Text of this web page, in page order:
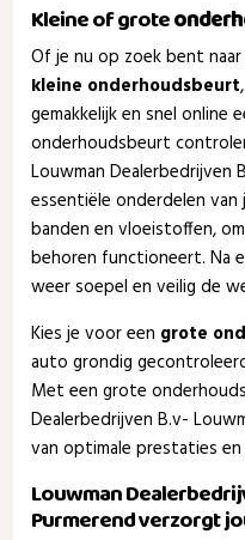
Kleine of grote
Of je nu op zoek bent
kleine onderhoudsbeurt
gemakkelijk en snel online
onderhoudsbeurt
Louwman Dealerbedrijven
essentiële onderdelen
banden en vloeistoffen,
behoren functioneert. Na
weer soepel en veilig de
Kies je voor een grote
auto grondig
Met een grote
Dealerbedrijven B.v-
van optimale prestaties
Louwman
Purmerend verzorgt